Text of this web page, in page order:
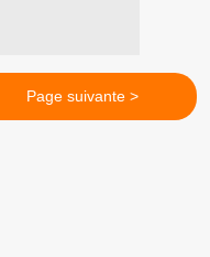
Page suivante >